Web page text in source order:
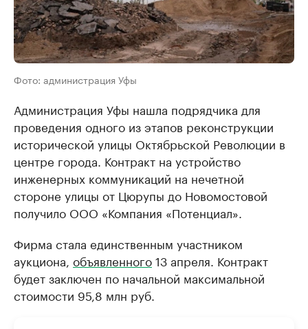
Фото: администрация Уфы
Администрация Уфы нашла подрядчика для
проведения одного из этапов реконструкции
исторической улицы Октябрьской Революции в
центре города. Контракт на устройство
инженерных коммуникаций на нечетной
стороне улицы от Цюрупы до Новомостовой
получило ООО «Компания «Потенциал».
Фирма стала единственным участником
аукциона, объявленного13 апреля. Контракт
будет заключен по начальной максимальной
стоимости 95,8 млн руб.